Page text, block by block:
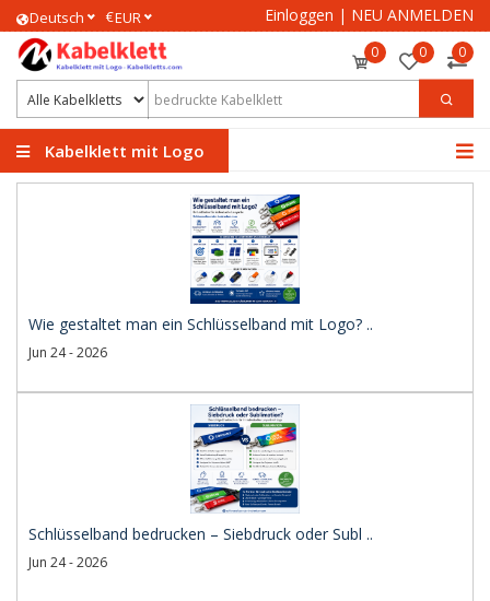
Deutsch €EUR Einloggen | NEU ANMELDEN
0 0 0
Kabelklett mit Logo
Wie gestaltet man ein Schlüsselband mit Logo? ..
Jun 24 - 2026
Schlüsselband bedrucken – Siebdruck oder Subl ..
Jun 24 - 2026